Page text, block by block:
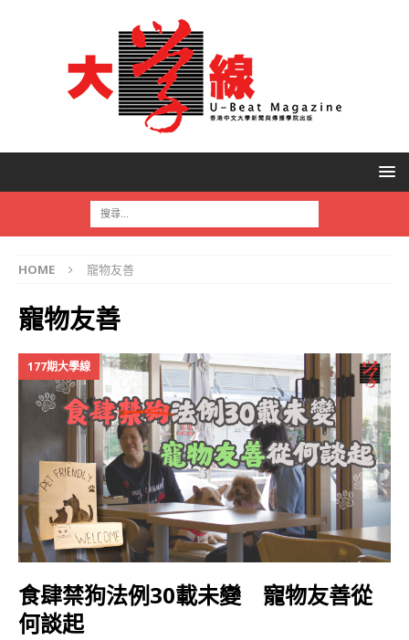
HOME 寵物友善
寵物友善
177期大學線
食肆禁狗法例30載未變 寵物友善從
何談起